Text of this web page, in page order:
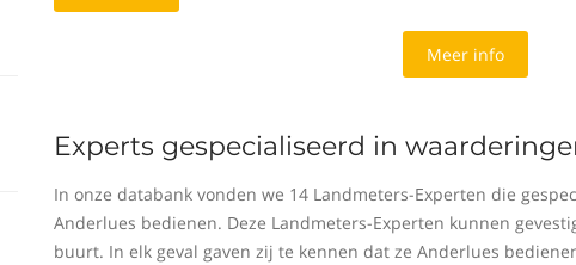
Meer info
Experts gespecialiseerd in
In onze databank vonden we 14 Landmeters-Experten die
Anderlues bedienen. Deze Landmeters-Experten kunnen
buurt. In elk geval gaven zij te kennen dat ze Anderlues